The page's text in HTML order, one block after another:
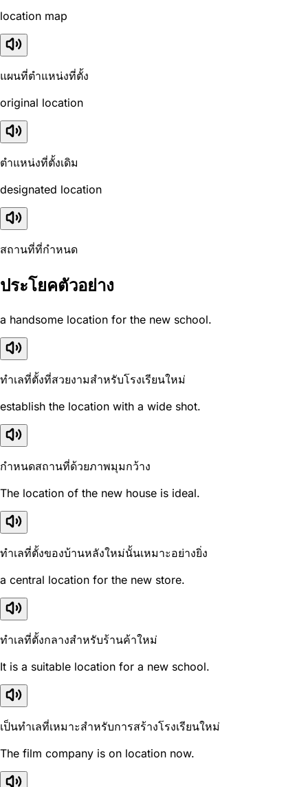
location map
แผนที่ตำแหน่งที่ตั้ง
original location
ตำแหน่งที่ตั้งเดิม
designated location
สถานที่ที่กำหนด
ประโยคตัวอย่าง
a handsome location for the new school.
ทำเลที่ตั้งที่สวยงามสำหรับโรงเรียนใหม่
establish the location with a wide shot.
กำหนดสถานที่ด้วยภาพมุมกว้าง
The location of the new house is ideal.
ทำเลที่ตั้งของบ้านหลังใหม่นั้นเหมาะอย่างยิ่ง
a central location for the new store.
ทำเลที่ตั้งกลางสำหรับร้านค้าใหม่
It is a suitable location for a new school.
เป็นทำเลที่เหมาะสำหรับการสร้างโรงเรียนใหม่
The film company is on location now.